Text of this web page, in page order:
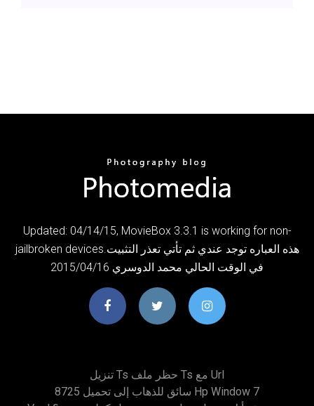
Updated: 04/14/15, MovieBox 3.3.1 is working for non-
jailbroken devices.هذه العباره توجد عندي ثم تأتي تعذر التثبيت
في الوقت الحالي محمد الدوسري 2015/04/16
تنزيل Ts حظر ملف Ts مع Url
8725 سائق للذهاب إلى تحميل Hp Window 7